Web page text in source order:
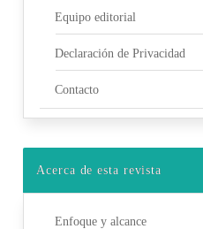
Equipo editorial
Declaración de Privacidad
Contacto
Acerca de esta revista
Enfoque y alcance